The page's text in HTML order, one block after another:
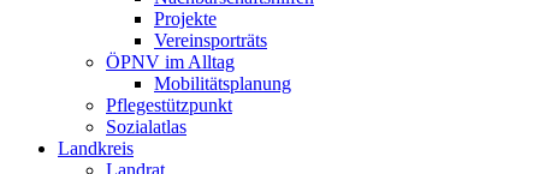
Projekte
Vereinsporträts
ÖPNV im Alltag
Mobilitätsplanung
Pflegestützpunkt
Sozialatlas
Landkreis